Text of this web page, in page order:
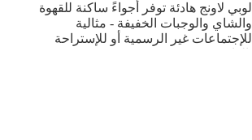
لوبي لاونج ﻫﺎدﺋﺔ ﺗﻮﻓﺮ أﺟﻮاءً ﺳﺎﻛﻨﺔ ﻟﻠﻘﻬﻮة
واﻟﺸﺎي واﻟﻮﺟﺒﺎت اﻟﺨﻔﻴﻔﺔ - ﻣﺜﺎﻟﻴﺔ
للإﺟﺘﻤﺎﻋﺎت ﻏﻴﺮ اﻟﺮﺳﻤﻴﺔ أو للإﺳﺘﺮاﺣﺔ